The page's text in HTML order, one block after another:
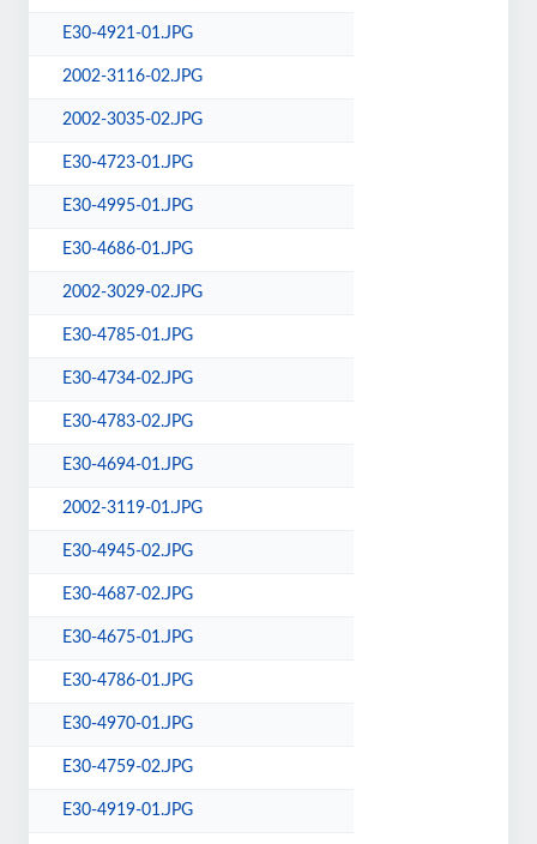
E30-4921-01.JPG
2002-3116-02.JPG
2002-3035-02.JPG
E30-4723-01.JPG
E30-4995-01.JPG
E30-4686-01.JPG
2002-3029-02.JPG
E30-4785-01.JPG
E30-4734-02.JPG
E30-4783-02.JPG
E30-4694-01.JPG
2002-3119-01.JPG
E30-4945-02.JPG
E30-4687-02.JPG
E30-4675-01.JPG
E30-4786-01.JPG
E30-4970-01.JPG
E30-4759-02.JPG
E30-4919-01.JPG